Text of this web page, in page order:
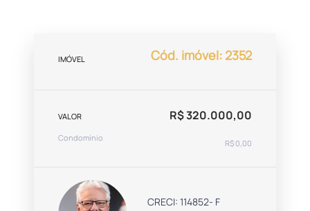
IMÓVEL Cód. imóvel: 2352
VALOR R$ 320.000,00
Condomínio
R$ 0,00
CRECI: 114852- F